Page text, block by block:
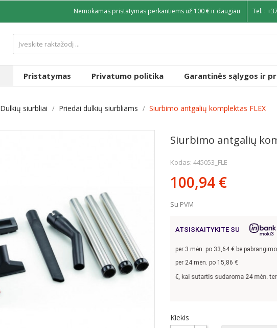
Nemokamas pristatymas perkantiems už 100 € ir daugiau Tel. :
Pristatymas Privatumo politika Garantinės sąlygos ir
Dulkių siurbliai Priedai dulkių siurbliams Siurbimo antgalių komplektas FLEX
Siurbimo antgalių
Kodas: 445053_FLE
100,94 €
Su PVM
ATSISKAITYKITE SU
per 3 mėn. po 33,64€ be pabrangimo
per 24 mėn. po 15,86 €
Pavyzdžiui, skolinantis
€, kai sutartis sudaroma 24 mėn. terminui,
Kiekis